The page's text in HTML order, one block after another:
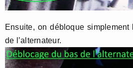
Ensuite, on débloque
de l’alternateur.